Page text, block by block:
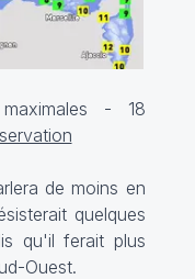
maximales - 18
de moins en
quelques
qu'il ferait plus
Ouest.